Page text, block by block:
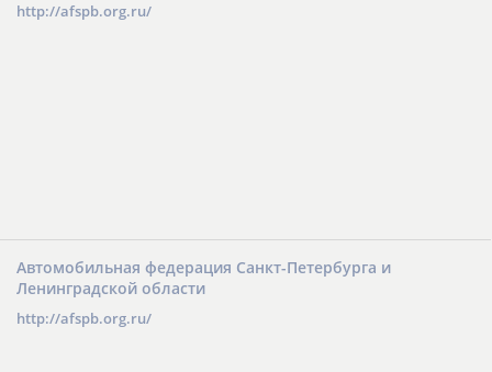
http://afspb.org.ru/
Автомобильная федерация Санкт-Петербурга и
Ленинградской области
http://afspb.org.ru/